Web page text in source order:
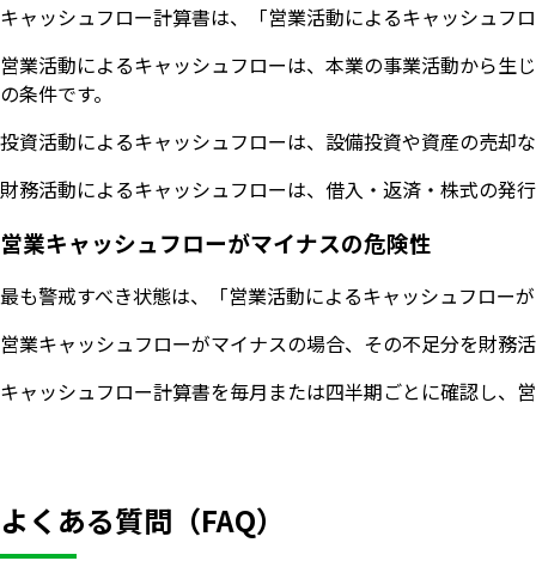
キャッシュフロー計算書は、「営業活動によるキャッシュフ
営業活動によるキャッシュフローは、本業の事業活動から生
の条件です。
投資活動によるキャッシュフローは、設備投資や資産の売却
財務活動によるキャッシュフローは、借入・返済・株式の発
営業キャッシュフローがマイナスの危険性
最も警戒すべき状態は、「営業活動によるキャッシュフロー
営業キャッシュフローがマイナスの場合、その不足分を財務
キャッシュフロー計算書を毎月または四半期ごとに確認し、
よくある質問（FAQ）